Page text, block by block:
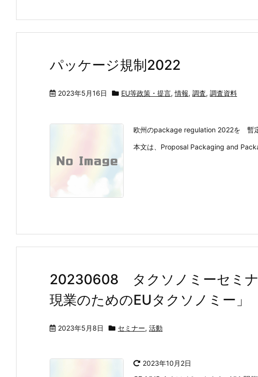
パッケージ規制2022
2023年5月16日 EU等政策・提言,情報, 調査, 調査資料
欧州のpackage regulation 2022を 暫定
本文は、Proposal Packaging and
20230608 タクソノミーセミナ
現業のためのEUタクソノミー」
2023年5月8日 セミナー, 活動
2023年10月2日